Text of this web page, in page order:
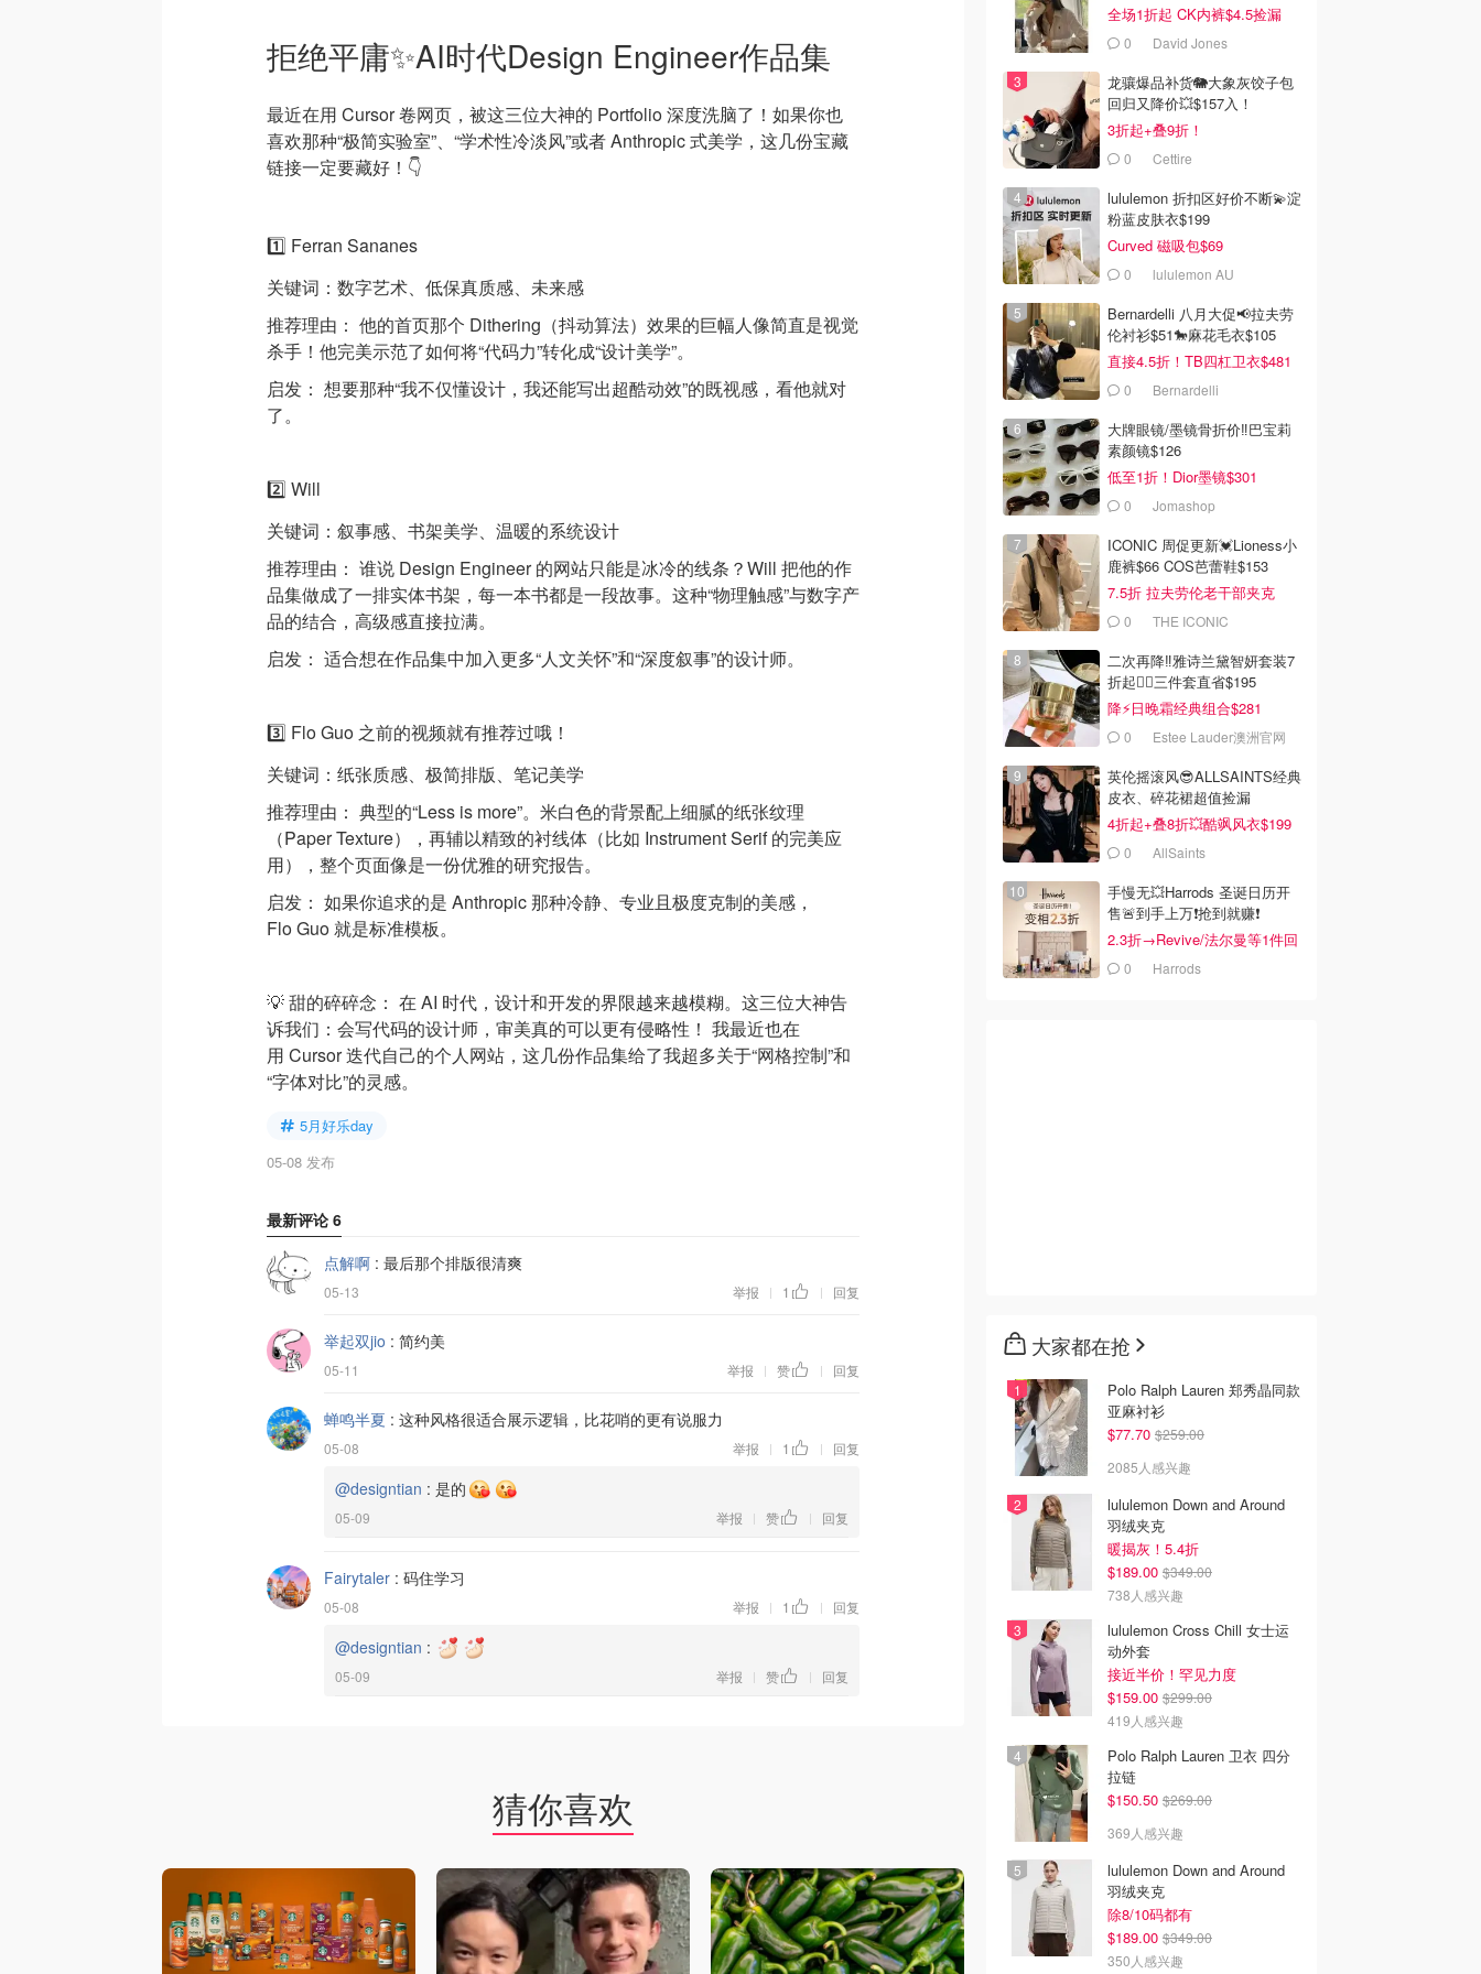
拒绝平庸✨AI时代Design Engineer作品集
最近在用 Cursor 卷网页，被这三位大神的 Portfolio 深度洗脑了！如果你也
喜欢那种“极简实验室”、“学术性冷淡风”或者 Anthropic 式美学，这几份宝藏
链接一定要藏好！👇
1️⃣ Ferran Sananes
关键词：数字艺术、低保真质感、未来感
推荐理由： 他的首页那个 Dithering（抖动算法）效果的巨幅人像简直是视觉
杀手！他完美示范了如何将“代码力”转化成“设计美学”。
启发： 想要那种“我不仅懂设计，我还能写出超酷动效”的既视感，看他就对
了。
2️⃣ Will
关键词：叙事感、书架美学、温暖的系统设计
推荐理由： 谁说 Design Engineer 的网站只能是冰冷的线条？Will 把他的作
品集做成了一排实体书架，每一本书都是一段故事。这种“物理触感”与数字产
品的结合，高级感直接拉满。
启发： 适合想在作品集中加入更多“人文关怀”和“深度叙事”的设计师。
3️⃣ Flo Guo 之前的视频就有推荐过哦！
关键词：纸张质感、极简排版、笔记美学
推荐理由： 典型的“Less is more”。米白色的背景配上细腻的纸张纹理
（Paper Texture），再辅以精致的衬线体（比如 Instrument Serif 的完美应
用），整个页面像是一份优雅的研究报告。
启发： 如果你追求的是 Anthropic 那种冷静、专业且极度克制的美感，
Flo Guo 就是标准模板。
💡 甜的碎碎念： 在 AI 时代，设计和开发的界限越来越模糊。这三位大神告
诉我们：会写代码的设计师，审美真的可以更有侵略性！ 我最近也在
用 Cursor 迭代自己的个人网站，这几份作品集给了我超多关于“网格控制”和
“字体对比”的灵感。
5月好乐day
05-08 发布
最新评论 6
点解啊 : 最后那个排版很清爽
05-13 举报 | 1 | 回复
举起双jio : 简约美
05-11 举报 | 赞 | 回复
蝉鸣半夏 : 这种风格很适合展示逻辑，比花哨的更有说服力
05-08 举报 | 1 | 回复
@designtian : 是的
05-09 举报 | 赞 | 回复
Fairytaler : 码住学习
05-08 举报 | 1 | 回复
@designtian :
05-09 举报 | 赞 | 回复
猜你喜欢
全场1折起 CK内裤$4.5捡漏
0 David Jones
龙骧爆品补货🐘大象灰饺子包
回归又降价💥$157入！
3折起+叠9折！
0 Cettire
lululemon 折扣区好价不断💫淀
粉蓝皮肤衣$199
Curved 磁吸包$69
0 lululemon AU
Bernardelli 八月大促📢拉夫劳
伦衬衫$51🐎麻花毛衣$105
直接4.5折！TB四杠卫衣$481
0 Bernardelli
大牌眼镜/墨镜骨折价‼️巴宝莉
素颜镜$126
低至1折！Dior墨镜$301
0 Jomashop
ICONIC 周促更新💓Lioness小
鹿裤$66 COS芭蕾鞋$153
7.5折 拉夫劳伦老干部夹克
$4190 THE ICONIC
二次再降‼️雅诗兰黛智妍套装7
折起❤️‍🔥三件套直省$195
降⚡日晚霜经典组合$281
0 Estee Lauder澳洲官网
英伦摇滚风😎ALLSAINTS经典
皮衣、碎花裙超值捡漏
4折起+叠8折💥酷飒风衣$199
0 AllSaints
手慢无💥Harrods 圣诞日历开
售🚨到手上万❗️抢到就赚❗️
2.3折→Revive/法尔曼等1件回
本！0 Harrods
大家都在抢
Polo Ralph Lauren 郑秀晶同款
亚麻衬衫
$77.70 $259.00
2085人感兴趣
lululemon Down and Around
羽绒夹克
暖揭灰！5.4折
$189.00 $349.00
738人感兴趣
lululemon Cross Chill 女士运
动外套
接近半价！罕见力度
$159.00 $299.00
419人感兴趣
Polo Ralph Lauren 卫衣 四分
拉链
$150.50 $269.00
369人感兴趣
lululemon Down and Around
羽绒夹克
除8/10码都有
$189.00 $349.00
350人感兴趣